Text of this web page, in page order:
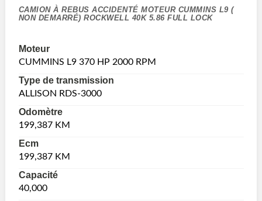
CAMION À REBUS ACCIDENTÉ MOTEUR CUMMINS L9 (
NON DEMARRÉ) ROCKWELL 40K 5.86 FULL LOCK
Moteur
CUMMINS L9 370 HP 2000 RPM
Type de transmission
ALLISON RDS-3000
Odomètre
199,387 KM
Ecm
199,387 KM
Capacité
40,000